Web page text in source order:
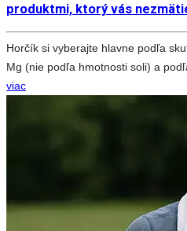
produktmi, ktorý vás
Horčík si vyberajte hlavne podľa
Mg (nie podľa hmotnosti soli) a
viac